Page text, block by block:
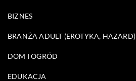
BIZNES
BRANŻA ADULT (EROTYKA, HAZARD)
DOM I OGRÓD
EDUKACJA